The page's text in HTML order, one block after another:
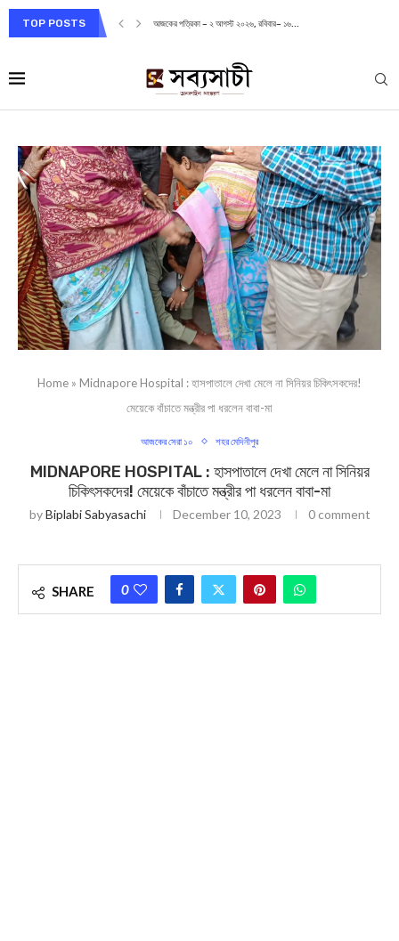
TOP POSTS আজকের পত্রিকা – ২ আগস্ট ২০২৬, রবিবার– ১৬...
Home » Midnapore Hospital : হাসপাতালে দেখা মেলে না সিনিয়র চিকিৎসকদের!
মেয়েকে বাঁচাতে মন্ত্রীর পা ধরলেন বাবা-মা
আজকের সেরা ১০ শহর মেদিনীপুর
MIDNAPORE HOSPITAL : হাসপাতালে দেখা মেলে না সিনিয়র
চিকিৎসকদের! মেয়েকে বাঁচাতে মন্ত্রীর পা ধরলেন বাবা-মা
byBiplabi Sabyasachi December 10, 2023 0 comment
SHARE 0